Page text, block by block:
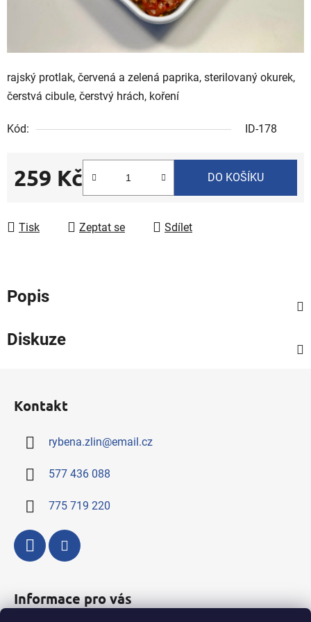
rajský protlak, červená a zelená paprika, sterilovaný okurek,
čerstvá cibule, čerstvý hrách, koření
Kód: ID-178
259 Kč DO KOŠÍKU
Tisk Zeptat se Sdílet
Popis
Diskuze
Kontakt
rybena.zlin@email.cz
577 436 088
775 719 220
Informace pro vás